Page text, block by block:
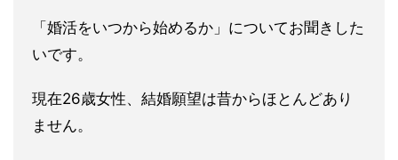
「婚活をいつから始めるか」についてお聞きした
いです。
現在26歳女性、結婚願望は昔からほとんどあり
ません。